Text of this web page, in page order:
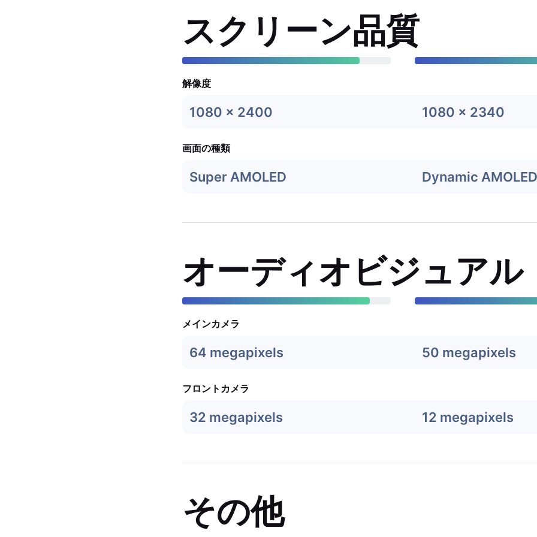
スクリーン品質
解像度
1080 x 2400 1080 x 2340
画面の種類
Super AMOLED Dynamic
オーディオビジュアル
メインカメラ
64 megapixels 50 megapixels
フロントカメラ
32 megapixels 12 megapixels
その他